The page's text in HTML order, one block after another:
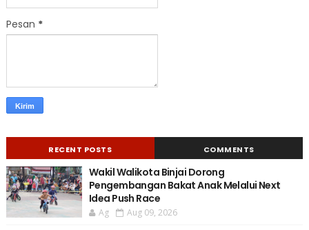
Pesan *
RECENT POSTS COMMENTS
Wakil Walikota Binjai Dorong
Pengembangan Bakat Anak Melalui Next
Idea Push Race
Ag Aug 09, 2026